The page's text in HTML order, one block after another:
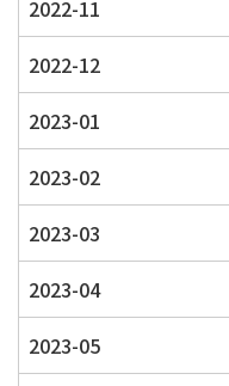
2022-11
2022-12
2023-01
2023-02
2023-03
2023-04
2023-05